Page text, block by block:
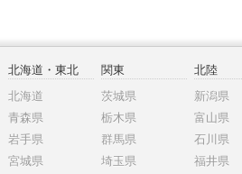
北海道・東北
北海道
青森県
岩手県
宮城県
関東
茨城県
栃木県
群馬県
埼玉県
北陸
新潟県
富山県
石川県
福井県